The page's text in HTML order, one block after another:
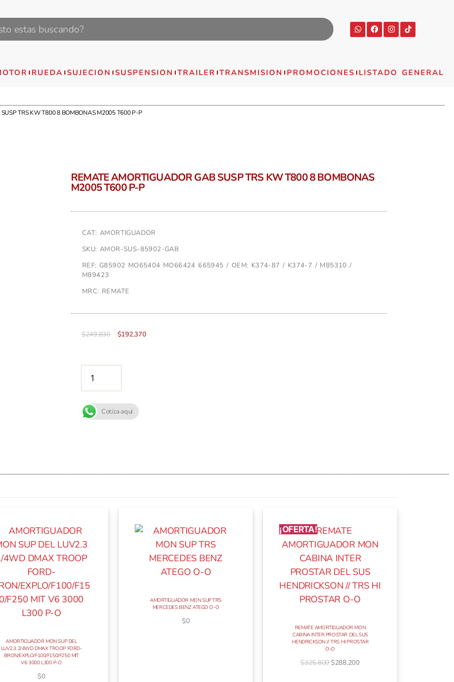
RUEDA SUJECION SUSPENSION TRAILER TRANSMISION PROMOCIONES LISTADO GENERAL
TRS KW T800 8 BOMBONAS M2005 T600 P-P
REMATE AMORTIGUADOR GAB SUSP TRS KW T800 8 BOMBONAS
M2005 T600 P-P
CAT: AMORTIGUADOR
SKU: AMOR-SUS-85902-GAB
REF: G85902 MO65404 MO66424 665945 / OEM: K374-87 / K374-7 / M85310 /
M89423
MRC: REMATE
$249,830 $192,370
Cotiza aqui
AMORTIGUADOR MON SUP DEL
LUV2.3 2/4WD DMAX TROOP FORD-
BRON/EXPLO/F100/F150/F250 MIT
V6 3000 L300 P-O
$0
AMORTIGUADOR MON SUP TRS
MERCEDES BENZ ATEGO O-O
$0
¡OFERTA!
REMATE AMORTIGUADOR MON
CABINA INTER PROSTAR DEL SUS
HENDRICKSON // TRS HI PROSTAR
O-O
$325,800$288,200